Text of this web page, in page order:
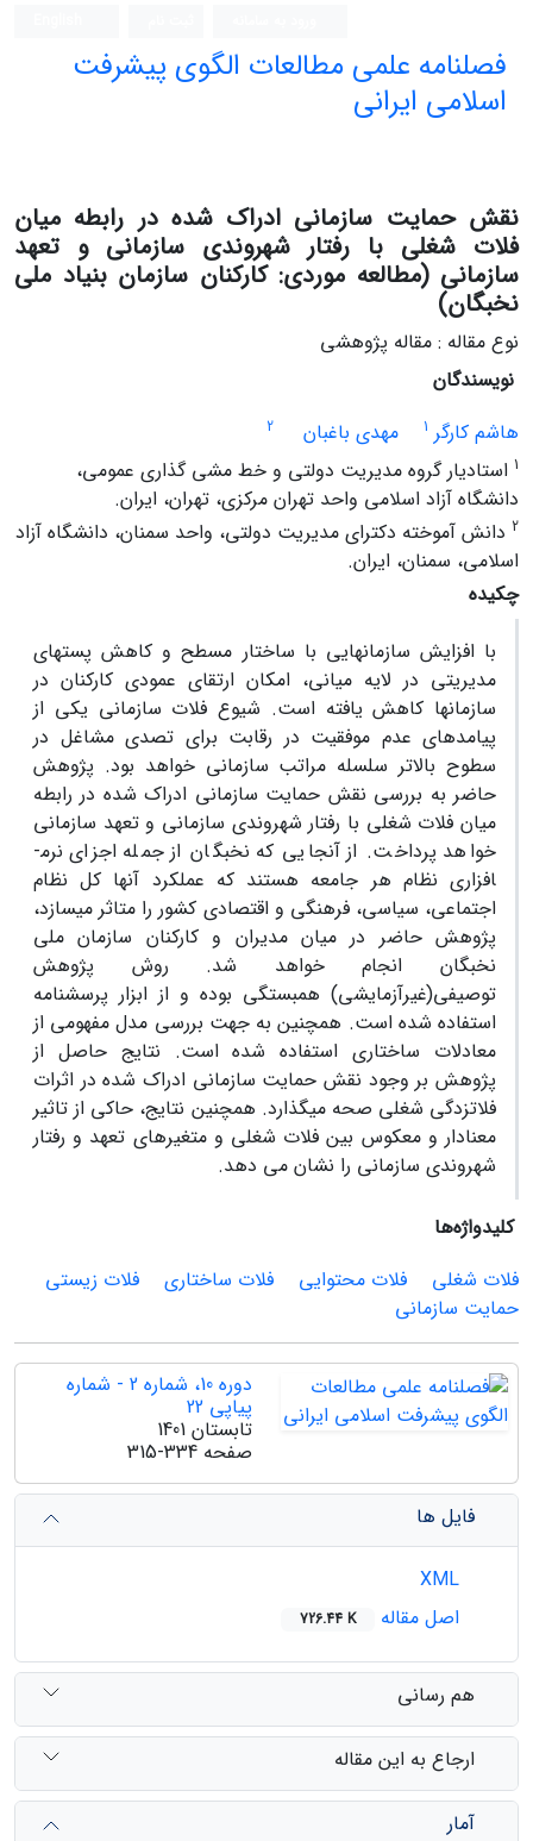
فصلنامه علمی مطالعات الگوی پیشرفت
اسلامی ایرانی
نقش حمایت سازمانی ادراک شده در رابطه میان
فلات شغلی با رفتار شهروندی سازمانی و تعهد
سازمانی (مطالعه موردی: کارکنان سازمان بنیاد ملی
نخبگان)
نوع مقاله : مقاله پژوهشی
نویسندگان
هاشم کارگر 1 مهدی باغبان
2
1 استادیار گروه مدیریت دولتی و خط مشی گذاری عمومی،
دانشگاه آزاد اسلامی واحد تهران مرکزی، تهران، ایران.
2 دانش آموخته دکترای مدیریت دولتی، واحد سمنان، دانشگاه آزاد
اسلامی، سمنان، ایران.
چکیده
با افزایش سازمان­هایی با ساختار مسطح و کاهش پست­های
مدیریتی در لایه میانی، امکان ارتقای عمودی کارکنان در
سازمان­ها کاهش یافته است. شیوع فلات سازمانی یکی از
پیامدهای عدم موفقیت در رقابت برای تصدی مشاغل در
سطوح بالاتر سلسله مراتب سازمانی خواهد بود. پژوهش
حاضر به بررسی نقش حمایت سازمانی ادراک شده در رابطه
میان فلات شغلی با رفتار شهروندی سازمانی و تعهد سازمانی
خواهد پرداخت. از آنجایی که نخبگان از جمله اجزای نرم­
افزاری نظام هر جامعه­ هستند که عملکرد آنها کل نظام
اجتماعی، سیاسی، فرهنگی و اقتصادی کشور را متاثر می­سازد،
پژوهش حاضر در میان مدیران و کارکنان سازمان ملی
نخبگان انجام خواهد شد. روش پژوهش
توصیفی(غیرآزمایشی) همبستگی بوده و از ابزار پرسشنامه
استفاده شده است. همچنین به جهت بررسی مدل مفهومی از
معادلات ساختاری استفاده شده است. نتایج حاصل از
پژوهش بر وجود نقش حمایت سازمانی ادراک شده در اثرات
فلات­زدگی شغلی صحه می­گذارد. همچنین نتایج، حاکی از تاثیر
معنادار و معکوس بین فلات شغلی و متغیرهای تعهد و رفتار
شهروندی سازمانی را نشان می دهد.
کلیدواژه‌ها
فلات شغلی
فلات محتوایی فلات ساختاری
فلات زیستی
حمایت سازمانی
دوره 10، شماره 2 - شماره
پیاپی 22
تابستان 1401
صفحه 315-334
فایل ها
اصل مقاله
726.44 K
هم رسانی
ارجاع به این مقاله
آمار